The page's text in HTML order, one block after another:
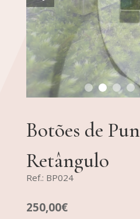
Botões de
Retângulo
Ref.: BP024
250,00€